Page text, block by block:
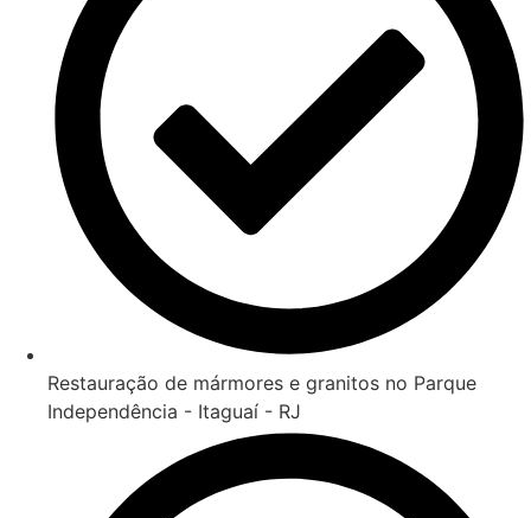
Restauração de mármores e granitos no Parque
Independência - Itaguaí - RJ